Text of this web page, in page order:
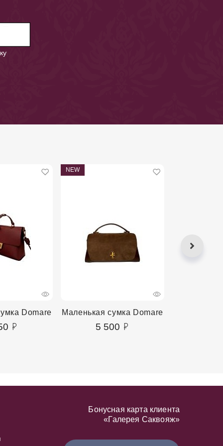
Domare
NEW
Маленькая сумка Domare
5 500
Бонусная карта клиента
«Галерея Саквояж»